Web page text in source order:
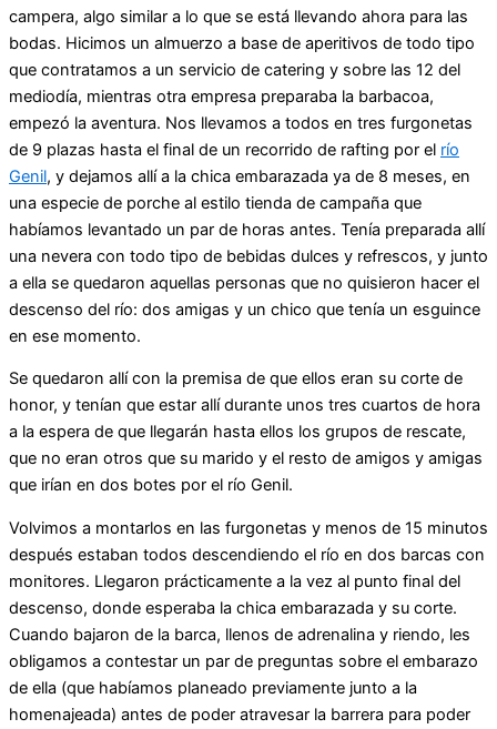
campera, algo similar a lo que se está llevando ahora para las
bodas. Hicimos un almuerzo a base de aperitivos de todo tipo
que contratamos a un servicio de catering y sobre las 12 del
mediodía, mientras otra empresa preparaba la barbacoa,
empezó la aventura. Nos llevamos a todos en tres furgonetas
de 9 plazas hasta el final de un recorrido de rafting por el río
Genil, y dejamos allí a la chica embarazada ya de 8 meses, en
una especie de porche al estilo tienda de campaña que
habíamos levantado un par de horas antes. Tenía preparada allí
una nevera con todo tipo de bebidas dulces y refrescos, y junto
a ella se quedaron aquellas personas que no quisieron hacer el
descenso del río: dos amigas y un chico que tenía un esguince
en ese momento.
Se quedaron allí con la premisa de que ellos eran su corte de
honor, y tenían que estar allí durante unos tres cuartos de hora
a la espera de que llegarán hasta ellos los grupos de rescate,
que no eran otros que su marido y el resto de amigos y amigas
que irían en dos botes por el río Genil.
Volvimos a montarlos en las furgonetas y menos de 15 minutos
después estaban todos descendiendo el río en dos barcas con
monitores. Llegaron prácticamente a la vez al punto final del
descenso, donde esperaba la chica embarazada y su corte.
Cuando bajaron de la barca, llenos de adrenalina y riendo, les
obligamos a contestar un par de preguntas sobre el embarazo
de ella (que habíamos planeado previamente junto a la
homenajeada) antes de poder atravesar la barrera para poder